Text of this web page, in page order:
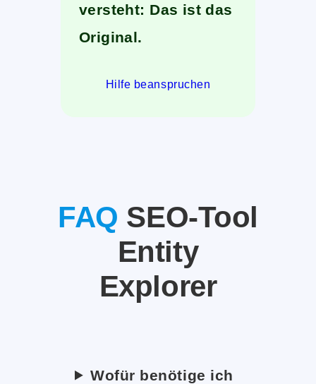
versteht: Das ist das
Original.
Hilfe beanspruchen
FAQ SEO-Tool
Entity
Explorer
Wofür benötige ich